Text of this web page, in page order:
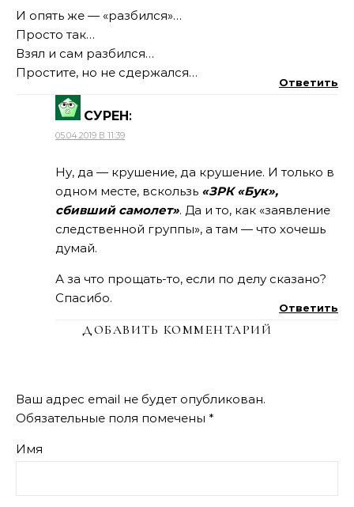
И опять же — «разбился»…
Просто так…
Взял и сам разбился…
Простите, но не сдержался…
Ответить
СУРЕН:
05.04.2019 В 11:39
Ну, да — крушение, да крушение. И только в
одном месте, вскользь «ЗРК «Бук»,
сбивший самолет». Да и то, как «заявление
следственной группы», а там — что хочешь
думай.
А за что прощать-то, если по делу сказано?
Спасибо.
Ответить
ДОБАВИТЬ КОММЕНТАРИЙ
Ваш адрес email не будет опубликован.
Обязательные поля помечены *
Имя